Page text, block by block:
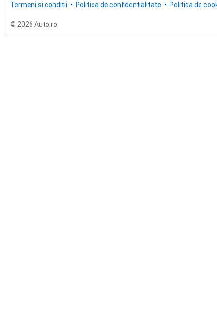
Termeni si conditii
Politica de confidentialitate Politica de
© 2026 Auto.ro